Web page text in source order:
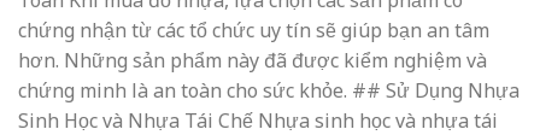
chứng nhận từ các tổ chức uy tín sẽ giúp bạn an tâm
hơn. Những sản phẩm này đã được kiểm nghiệm và
chứng minh là an toàn cho sức khỏe. ## Sử Dụng Nhựa
Sinh Học và Nhựa Tái Chế Nhựa sinh học và nhựa tái